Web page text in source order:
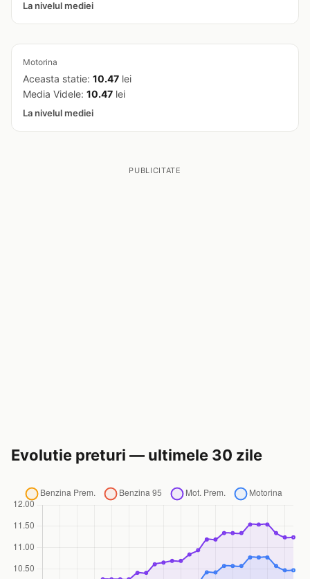
La nivelul mediei
Motorina
Aceasta statie: 10.47 lei
Media Videle: 10.47 lei
La nivelul mediei
PUBLICITATE
Evolutie preturi — ultimele 30 zile